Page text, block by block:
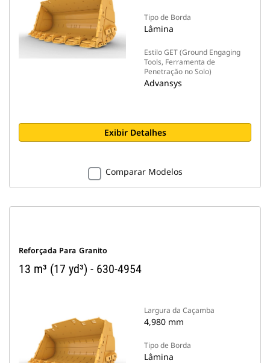
Tipo de Borda
Lâmina
Estilo GET (Ground Engaging
Tools, Ferramenta de
Penetração no Solo)
Advansys
Exibir Detalhes
Comparar Modelos
Reforçada Para Granito
13 m³ (17 yd³) - 630-4954
Largura da Caçamba
4,980 mm
Tipo de Borda
Lâmina